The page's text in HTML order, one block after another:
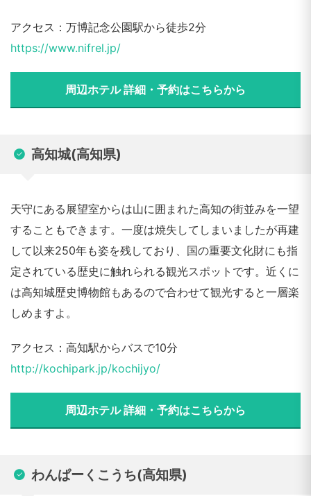
アクセス：万博記念公園駅から徒歩2分
https://www.nifrel.jp/
周辺ホテル 詳細・予約はこちらから
高知城(高知県)
天守にある展望室からは山に囲まれた高知の街並みを一望
することもできます。一度は焼失してしまいましたが再建
して以来250年も姿を残しており、国の重要文化財にも指
定されている歴史に触れられる観光スポットです。近くに
は高知城歴史博物館もあるので合わせて観光すると一層楽
しめますよ。
アクセス：高知駅からバスで10分
http://kochipark.jp/kochijyo/
周辺ホテル 詳細・予約はこちらから
わんぱーくこうち(高知県)